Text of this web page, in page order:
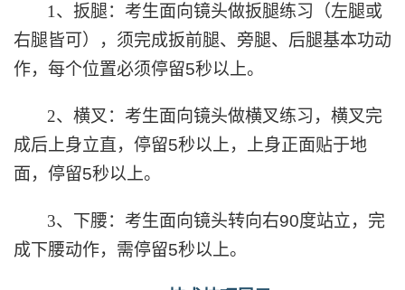
1 、扳腿：考生面向镜头做扳腿练习（左腿或
右腿皆可），须完成扳前腿、旁腿、后腿基本功动
作，每个位置必须停留5秒以上。
2、横叉：考生面向镜头做横叉练习，横叉完
成后上身立直，停留5秒以上，上身正面贴于地
面，停留5秒以上。
3、下腰：考生面向镜头转向右90度站立，完
成下腰动作，需停留5秒以上。